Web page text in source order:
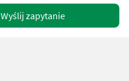
Wyślij zapytanie